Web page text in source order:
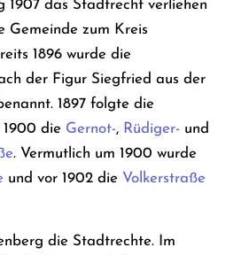
1907 das Stadtrecht verliehen
Gemeinde zum Kreis
1896 wurde die
der Figur Siegfried aus der
1897 folgte die
1900 die Gernot-, Rüdiger- und
. Vermutlich um 1900 wurde
und vor 1902 die Volkerstraße
die Stadtrechte. Im